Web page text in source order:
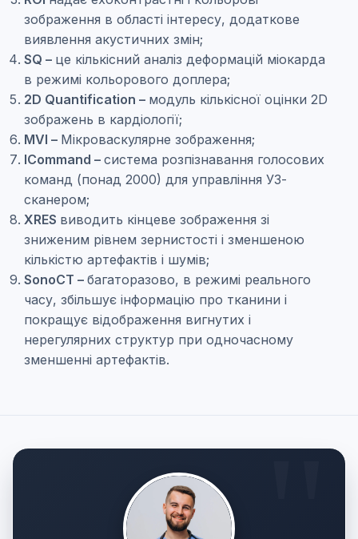
зображення в області інтересу, додаткове
виявлення акустичних змін;
SQ – це кількісний аналіз деформацій міокарда
в режимі кольорового доплера;
2D Quantification – модуль кількісної оцінки 2D
зображень в кардіології;
MVI – Мікроваскулярне зображення;
ICommand – система розпізнавання голосових
команд (понад 2000) для управління УЗ-
сканером;
XRES виводить кінцеве зображення зі
зниженим рівнем зернистості і зменшеною
кількістю артефактів і шумів;
SonoCT – багаторазово, в режимі реального
часу, збільшує інформацію про тканини і
покращує відображення вигнутих і
нерегулярних структур при одночасному
зменшенні артефактів.